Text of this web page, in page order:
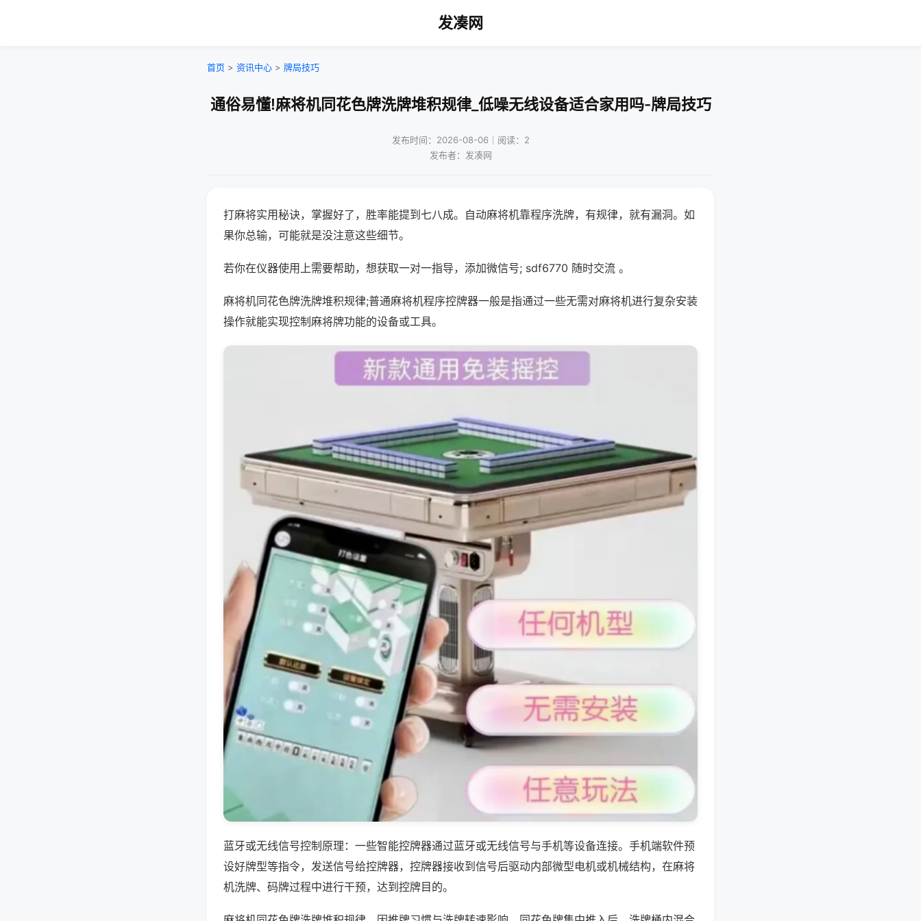
发凑网
首页 > 资讯中心 > 牌局技巧
通俗易懂!麻将机同花色牌洗牌堆积规律_低噪无线设备适合家用吗-牌局技巧
发布时间：2026-08-06｜阅读：2
发布者：发凑网
打麻将实用秘诀，掌握好了，胜率能提到七八成。自动麻将机靠程序洗牌，有规律，就有漏洞。如
果你总输，可能就是没注意这些细节。
若你在仪器使用上需要帮助，想获取一对一指导，添加微信号; sdf6770 随时交流 。
麻将机同花色牌洗牌堆积规律;普通麻将机程序控牌器一般是指通过一些无需对麻将机进行复杂安装
操作就能实现控制麻将牌功能的设备或工具。
蓝牙或无线信号控制原理：一些智能控牌器通过蓝牙或无线信号与手机等设备连接。手机端软件预
设好牌型等指令，发送信号给控牌器，控牌器接收到信号后驱动内部微型电机或机械结构，在麻将
机洗牌、码牌过程中进行干预，达到控牌目的。